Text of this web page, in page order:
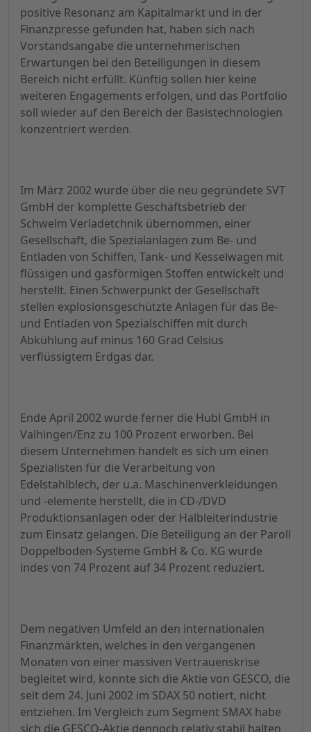
positive Resonanz am Kapitalmarkt und in der
Finanzpresse gefunden hat, haben sich nach
Vorstandsangabe die unternehmerischen
Erwartungen bei den Beteiligungen in diesem
Bereich nicht erfüllt. Künftig sollen hier keine
weiteren Engagements erfolgen, und das Portfolio
soll wieder auf den Bereich der Basistechnologien
konzentriert werden.
Im März 2002 wurde über die neu gegründete SVT
GmbH der komplette Geschäftsbetrieb der
Schwelm Verladetchnik übernommen, einer
Gesellschaft, die Spezialanlagen zum Be- und
Entladen von Schiffen, Tank- und Kesselwagen mit
flüssigen und gasförmigen Stoffen entwickelt und
herstellt. Einen Schwerpunkt der Gesellschaft
stellen explosionsgeschützte Anlagen für das Be-
und Entladen von Spezialschiffen mit durch
Abkühlung auf minus 160 Grad Celsius
verflüssigtem Erdgas dar.
Ende April 2002 wurde ferner die Hubl GmbH in
Vaihingen/Enz zu 100 Prozent erworben. Bei
diesem Unternehmen handelt es sich um einen
Spezialisten für die Verarbeitung von
Edelstahlblech, der u.a. Maschinenverkleidungen
und -elemente herstellt, die in CD-/DVD
Produktionsanlagen oder der Halbleiterindustrie
zum Einsatz gelangen. Die Beteiligung an der Paroll
Doppelboden-Systeme GmbH & Co. KG wurde
indes von 74 Prozent auf 34 Prozent reduziert.
Dem negativen Umfeld an den internationalen
Finanzmärkten, welches in den vergangenen
Monaten von einer massiven Vertrauenskrise
begleitet wird, konnte sich die Aktie von GESCO, die
seit dem 24. Juni 2002 im SDAX 50 notiert, nicht
entziehen. Im Vergleich zum Segment SMAX habe
sich die GESCO-Aktie dennoch relativ stabil halten